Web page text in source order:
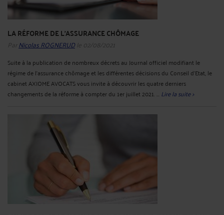
LA RÉFORME DE L’ASSURANCE CHÔMAGE
Par Nicolas ROGNERUDle 02/08/2021
Suite à la publication de nombreux décrets au Journal officiel modifiant le
régime de l’assurance chômage et les différentes décisions du Conseil d’Etat, le
cabinet AXIOME AVOCATS vous invite à découvrir les quatre derniers
changements de la réforme à compter du 1er juillet 2021. ... Lire la suite >